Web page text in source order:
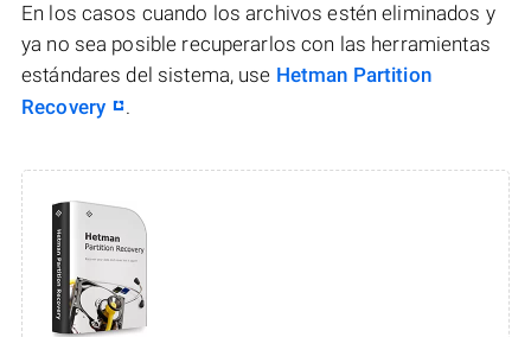
En los casos cuando los archivos estén eliminados y
ya no sea posible recuperarlos con las herramientas
estándares del sistema, use Hetman Partition
Recovery
.